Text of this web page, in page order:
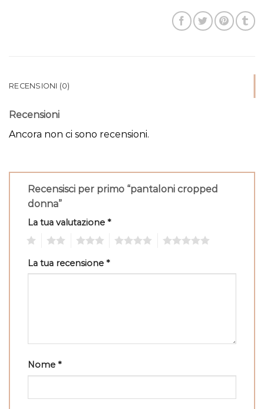
RECENSIONI (0)
Recensioni
Ancora non ci sono recensioni.
Recensisci per primo “pantaloni cropped
donna”
La tua valutazione *
La tua recensione *
Nome *